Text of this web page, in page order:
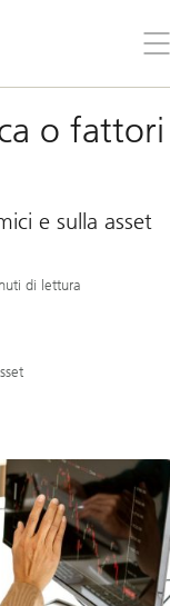
il
o fattori
e sulla asset
di lettura